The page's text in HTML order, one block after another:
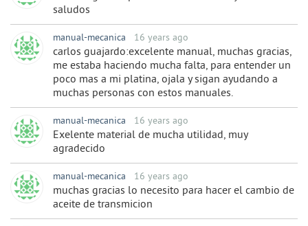
saludos
manual-mecanica 16 years ago
carlos guajardo:excelente manual, muchas gracias,
me estaba haciendo mucha falta, para entender un
poco mas a mi platina, ojala y sigan ayudando a
muchas personas con estos manuales.
manual-mecanica 16 years ago
Exelente material de mucha utilidad, muy
agradecido
manual-mecanica 16 years ago
muchas gracias lo necesito para hacer el cambio de
aceite de transmicion